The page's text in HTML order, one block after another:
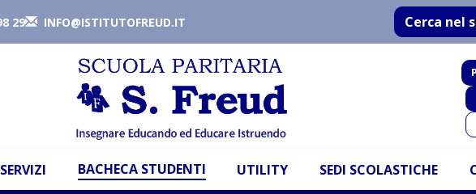
29 INFO@ISTITUTOFREUD.IT Cerca nel
SERVIZI BACHECA STUDENTI UTILITY SEDI SCOLASTICHE